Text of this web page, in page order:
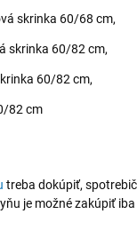
skrinka 60/68 cm,
skrinka 60/82 cm,
60/82 cm,
82 cm
treba dokúpiť,
je možné zakúpiť